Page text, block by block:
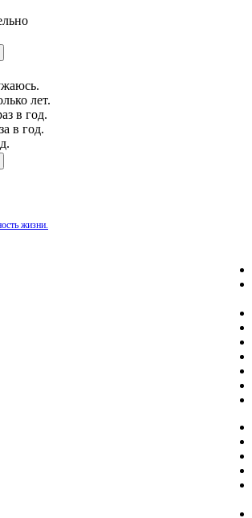
лет.
в год.
в год.